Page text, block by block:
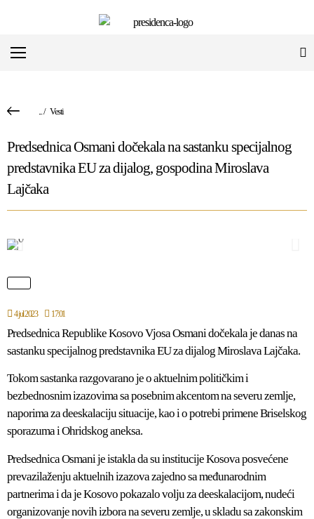
.../ Vesti
Predsednica Osmani dočekala na sastanku specijalnog
predstavnika EU za dijalog, gospodina Miroslava
Lajčaka
4 jul 2023 17:01
Predsednica Republike Kosovo Vjosa Osmani dočekala je danas na
sastanku specijalnog predstavnika EU za dijalog Miroslava Lajčaka.
Tokom sastanka razgovarano je o aktuelnim političkim i
bezbednosnim izazovima sa posebnim akcentom na severu zemlje,
naporima za deeskalaciju situacije, kao i o potrebi primene Briselskog
sporazuma i Ohridskog aneksa.
Predsednica Osmani je istakla da su institucije Kosova posvećene
prevazilaženju aktuelnih izazova zajedno sa međunarodnim
partnerima i da je Kosovo pokazalo volju za deeskalacijom, nudeći
organizovanje novih izbora na severu zemlje, u skladu sa zakonskim